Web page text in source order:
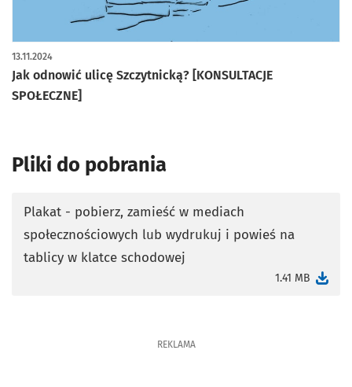
Jak odnowić ulicę Szczytnicką? [KONSULTACJE
SPOŁECZNE]
13.11.2024
Pliki do pobrania
Plakat - pobierz, zamieść w mediach
społecznościowych lub wydrukuj i powieś na
tablicy w klatce schodowej
1.41 MB
otworzy się w nowej karcie
REKLAMA